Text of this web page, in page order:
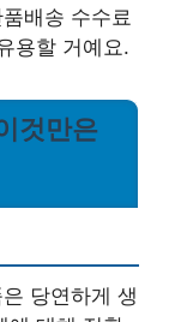
배송 수수료
용할 거예요.
것만은
당연하게 생